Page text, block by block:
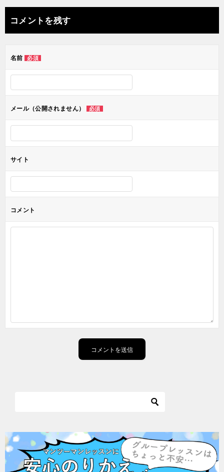
ナ
ビ
ー
ン
コメントを残す
名前 必須
メール（公開されません） 必須
サイト
コメント